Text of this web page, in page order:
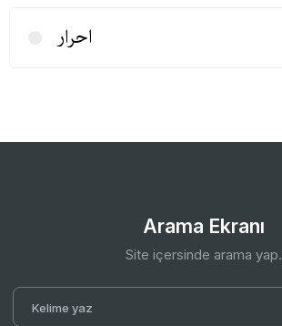
احرار
Arama Ekranı
Site içersinde arama yap.